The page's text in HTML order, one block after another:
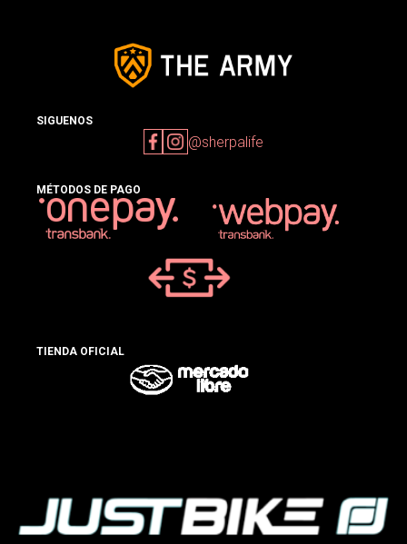
SIGUENOS
@sherpalife
MÉTODOS DE PAGO
TIENDA OFICIAL